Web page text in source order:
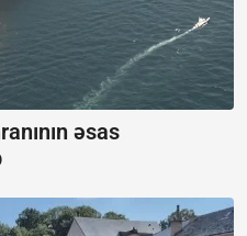
əsas